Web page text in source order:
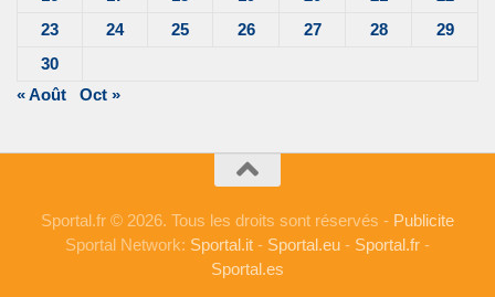
23
24 25 26 27 28
29
30
« Août
Oct »
Sportal.fr © 2026. Tous les droits sont réservés - Publicite
Sportal Network: Sportal.it - Sportal.eu - Sportal.fr -
Sportal.es